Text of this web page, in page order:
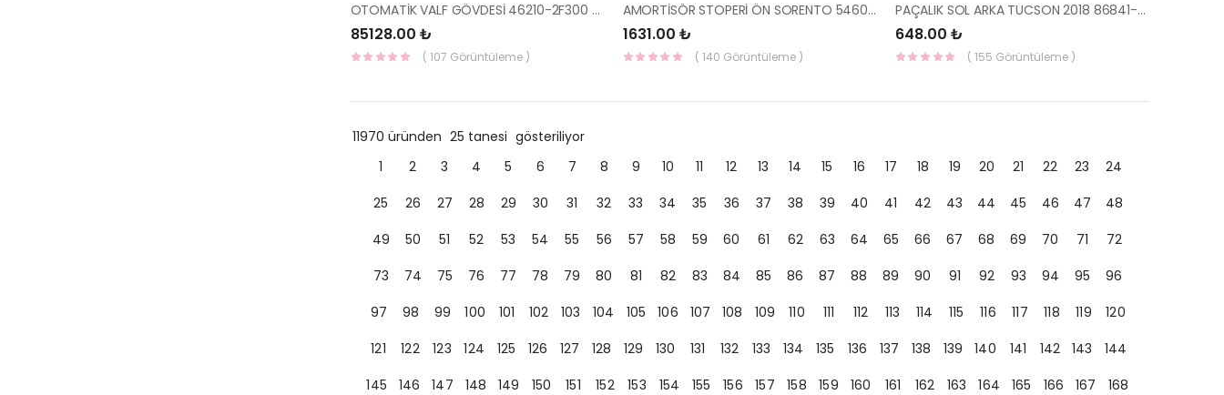
OTOMATİK VALF GÖVDESİ 46210-2F300 HMC
85128.00 ₺
( 107 Görüntüleme )
AMORTİSÖR STOPERİ ÖN SORENTO 54602-3E100 HMC
1631.00 ₺
( 140 Görüntüleme )
PAÇALIK SOL ARKA TUCSON 2018 86841-D7500 HMC
648.00 ₺
( 155 Görüntüleme )
11970 üründen 25 tanesi gösteriliyor
1
2 3 4 5 6 7 8 9 10 11 12 13 14 15 16 17 18 19 20 21 22 23
24
25
26 27 28 29 30 31 32 33 34 35 36 37 38 39 40 41 42 43 44 45 46 47
48
49
50 51 52 53 54 55 56 57 58 59 60 61 62 63 64 65 66 67 68 69 70 71
72
73
74 75 76 77 78 79 80 81 82 83 84 85 86 87 88 89 90 91 92 93 94 95
96
97
98 99 100 101 102 103 104 105 106 107 108 109 110 111 112 113 114 115 116 117 118 119
120
121
122 123 124 125 126 127 128 129 130 131 132 133 134 135 136 137 138 139 140 141 142 143
144
145
146 147 148 149 150 151 152 153 154 155 156 157 158 159 160 161 162 163 164 165 166 167
168